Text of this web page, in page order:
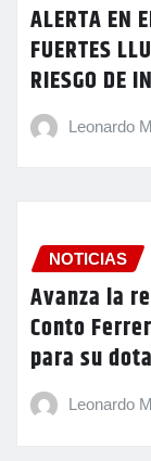
ALERTA EN
FUERTES
RIESGO DE
Leonardo
NOTICIAS
Avanza la
Conto
para su
Leonardo